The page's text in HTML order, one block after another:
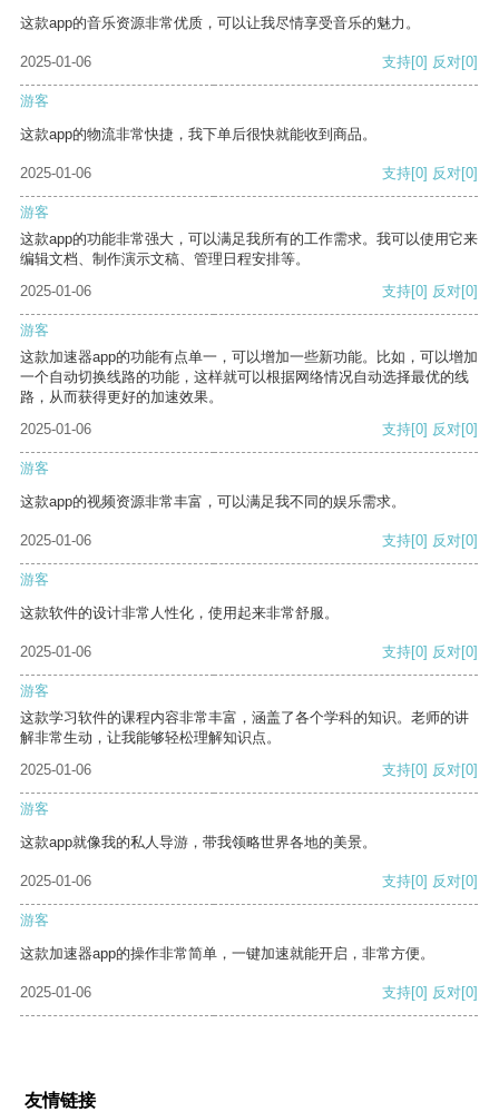
这款app的音乐资源非常优质，可以让我尽情享受音乐的魅力。
2025-01-06 支持[0] 反对[0]
游客
这款app的物流非常快捷，我下单后很快就能收到商品。
2025-01-06 支持[0] 反对[0]
游客
这款app的功能非常强大，可以满足我所有的工作需求。我可以使用它来
编辑文档、制作演示文稿、管理日程安排等。
2025-01-06
支持[0] 反对[0]
游客
这款加速器app的功能有点单一，可以增加一些新功能。比如，可以增加
一个自动切换线路的功能，这样就可以根据网络情况自动选择最优的线
路，从而获得更好的加速效果。
2025-01-06
支持[0] 反对[0]
游客
这款app的视频资源非常丰富，可以满足我不同的娱乐需求。
2025-01-06 支持[0] 反对[0]
游客
这款软件的设计非常人性化，使用起来非常舒服。
2025-01-06 支持[0] 反对[0]
游客
这款学习软件的课程内容非常丰富，涵盖了各个学科的知识。老师的讲
解非常生动，让我能够轻松理解知识点。
2025-01-06
支持[0] 反对[0]
游客
这款app就像我的私人导游，带我领略世界各地的美景。
2025-01-06 支持[0] 反对[0]
游客
这款加速器app的操作非常简单，一键加速就能开启，非常方便。
2025-01-06 支持[0] 反对[0]
友情链接